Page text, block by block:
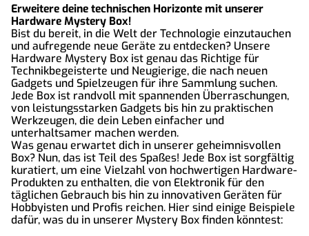
Erweitere deine technischen Horizonte mit unserer
Hardware Mystery Box!
Bist du bereit, in die Welt der Technologie einzutauchen
und aufregende neue Geräte zu entdecken? Unsere
Hardware Mystery Box ist genau das Richtige für
Technikbegeisterte und Neugierige, die nach neuen
Gadgets und Spielzeugen für ihre Sammlung suchen.
Jede Box ist randvoll mit spannenden Überraschungen,
von leistungsstarken Gadgets bis hin zu praktischen
Werkzeugen, die dein Leben einfacher und
unterhaltsamer machen werden.
Was genau erwartet dich in unserer geheimnisvollen
Box? Nun, das ist Teil des Spaßes! Jede Box ist sorgfältig
kuratiert, um eine Vielzahl von hochwertigen Hardware-
Produkten zu enthalten, die von Elektronik für den
täglichen Gebrauch bis hin zu innovativen Geräten für
Hobbyisten und Profis reichen. Hier sind einige Beispiele
dafür, was du in unserer Mystery Box finden könntest: